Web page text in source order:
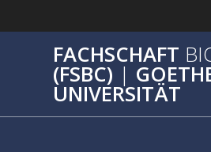
Inhalt
FACHSCHAFT
(FSBC) |
UNIVERSITÄT